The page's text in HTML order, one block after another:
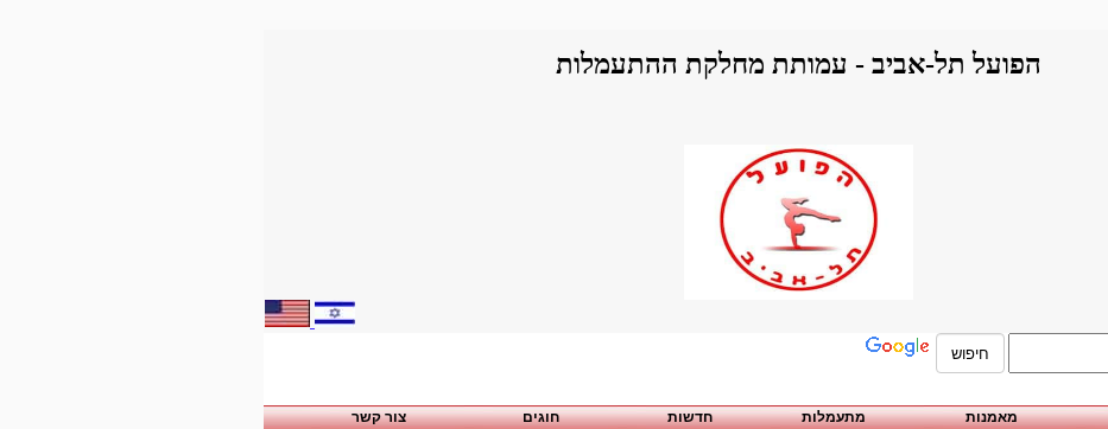
הפועל תל-אביב - עמותת מחלקת ההתעמלות
מאמנות מתעמלות חדשות חוגים צור קשר